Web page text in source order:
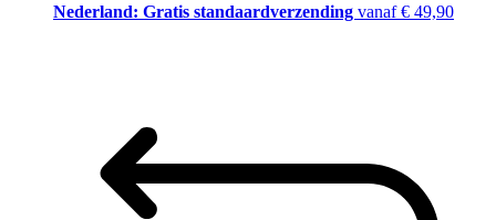
Nederland: Gratis standaardverzending vanaf € 49,90